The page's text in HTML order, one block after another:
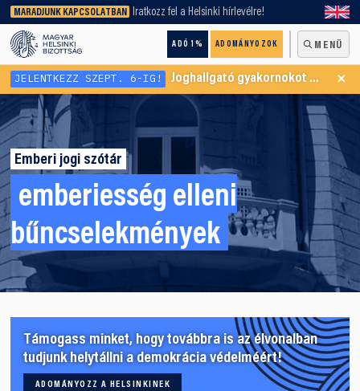
MARADJUNK KAPCSOLATBAN Iratkozz fel a Helsinki hírlevélre!
ADÓ 1% ADOMÁNYOZOK MENÜ
keresőnket!
JELENTKEZZ SZEPT. 6-IG! Joghallgató gyakornokot keresünk Menekültügyi Programunkba ×
Emberi jogi szótár
emberiesség elleni
bűncselekmények
Támogass minket, hogy továbbra is az élvonalban
tudjunk helytállni a demokrácia védelméért!
ADOMÁNYOZZ A HELSINKINEK